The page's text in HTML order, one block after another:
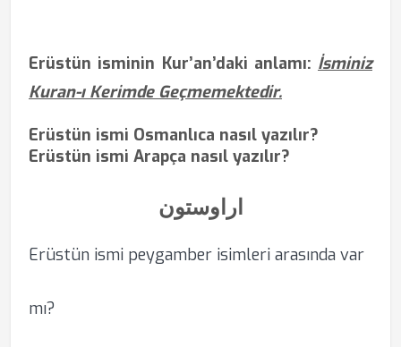
Erüstün isminin Kur’an’daki anlamı: İsminiz
Kuran-ı Kerimde Geçmemektedir.
Erüstün ismi Osmanlıca nasıl yazılır?
Erüstün ismi Arapça nasıl yazılır?
اراوستون
Erüstün ismi peygamber isimleri arasında var
mı?